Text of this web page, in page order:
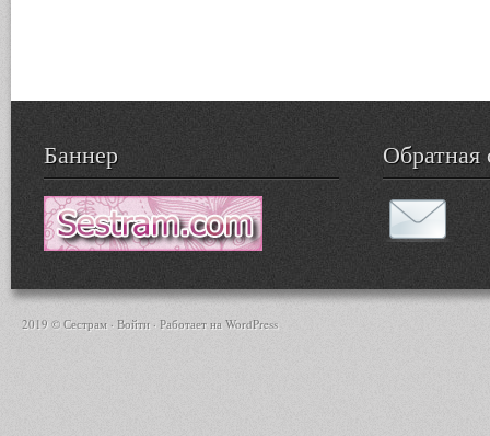
Баннер Обратная
2019 © Сестрам · Войти · Работает на WordPress